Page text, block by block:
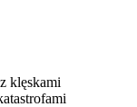
klęskami